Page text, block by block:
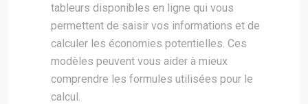
tableurs disponibles en ligne qui vous
permettent de saisir vos informations et de
calculer les économies potentielles. Ces
modèles peuvent vous aider à mieux
comprendre les formules utilisées pour le
calcul.